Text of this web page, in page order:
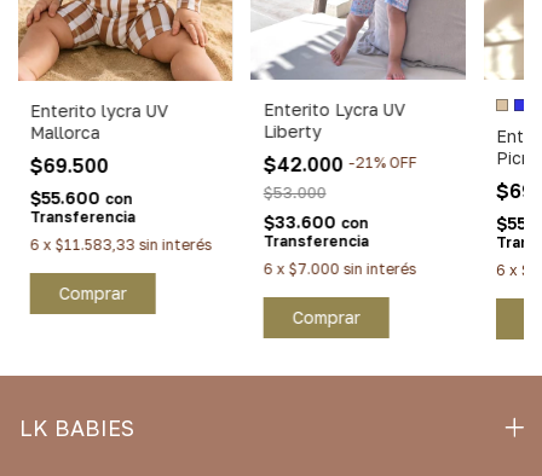
Enterito lycra UV
Mallorca
$69.500
$55.600 con
Transferencia
6 x $11.583,33 sin interés
Comprar
Enterito Lycra UV
Liberty
$42.000 -21 % OFF
$53.000
$33.600 con
Transferencia
6 x $7.000 sin interés
Comprar
6 x
LK BABIES